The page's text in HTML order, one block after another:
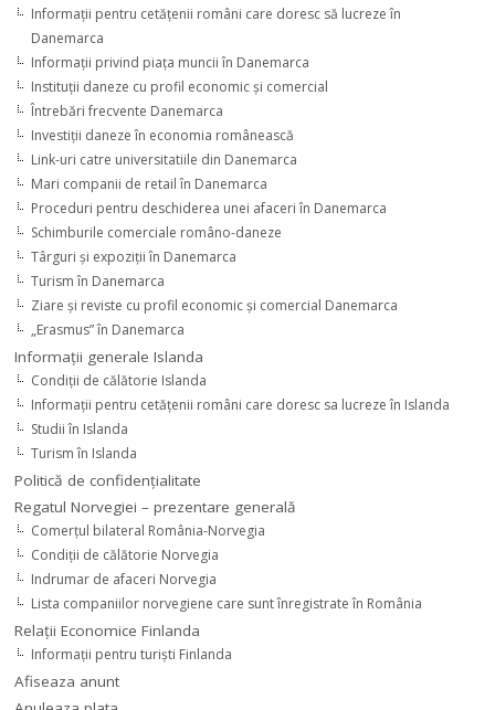
Informaţii pentru cetăţenii români care doresc să lucreze în
Danemarca
Informaţii privind piaţa muncii în Danemarca
Instituţii daneze cu profil economic şi comercial
Întrebări frecvente Danemarca
Investiţii daneze în economia românească
Link-uri catre universitatiile din Danemarca
Mari companii de retail în Danemarca
Proceduri pentru deschiderea unei afaceri în Danemarca
Schimburile comerciale româno-daneze
Târguri şi expoziţii în Danemarca
Turism în Danemarca
Ziare şi reviste cu profil economic şi comercial Danemarca
„Erasmus” în Danemarca
Informaţii generale Islanda
Condiţii de călătorie Islanda
Informaţii pentru cetăţenii români care doresc sa lucreze în Islanda
Studii în Islanda
Turism în Islanda
Politică de confidențialitate
Regatul Norvegiei – prezentare generală
Comerţul bilateral România-Norvegia
Condiții de călătorie Norvegia
Indrumar de afaceri Norvegia
Lista companiilor norvegiene care sunt înregistrate în România
Relaţii Economice Finlanda
Informaţii pentru turişti Finlanda
Afiseaza anunt